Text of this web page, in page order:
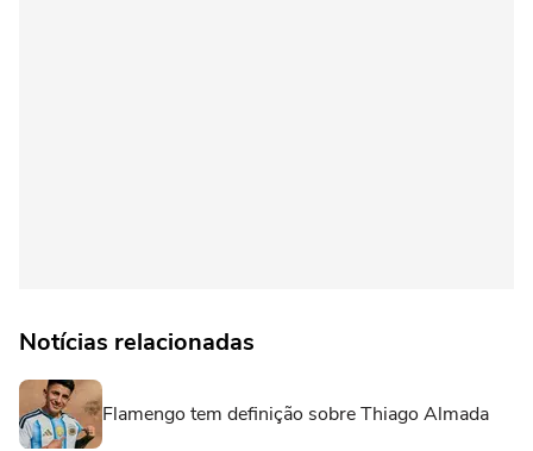
Notícias relacionadas
Flamengo tem definição sobre Thiago Almada